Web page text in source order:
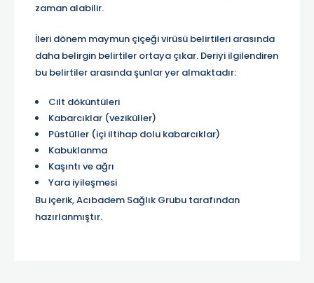
zaman alabilir.
İleri dönem maymun çiçeği virüsü belirtileri arasında
daha belirgin belirtiler ortaya çıkar. Deriyi ilgilendiren
bu belirtiler arasında şunlar yer almaktadır:
Cilt döküntüleri
Kabarcıklar (veziküller)
Püstüller (içi iltihap dolu kabarcıklar)
Kabuklanma
Kaşıntı ve ağrı
Yara iyileşmesi
Bu içerik, Acıbadem Sağlık Grubu tarafından
hazırlanmıştır.